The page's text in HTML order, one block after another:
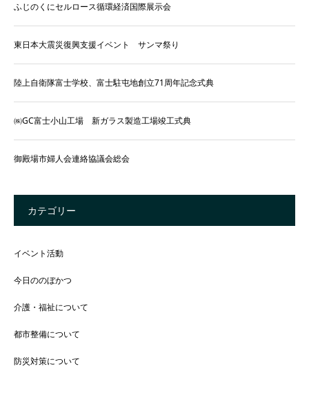
ふじのくにセルロース循環経済国際展示会
東日本大震災復興支援イベント サンマ祭り
陸上自衛隊富士学校、富士駐屯地創立71周年記念式典
㈱GC富士小山工場 新ガラス製造工場竣工式典
御殿場市婦人会連絡協議会総会
カテゴリー
イベント活動
今日ののぼかつ
介護・福祉について
都市整備について
防災対策について